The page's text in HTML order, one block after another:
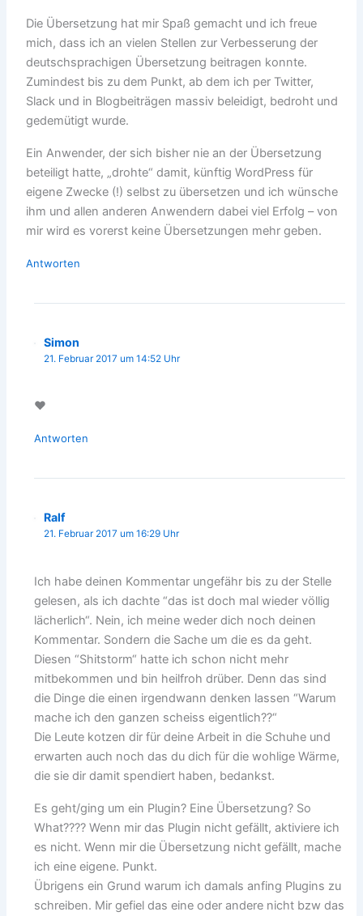
Die Übersetzung hat mir Spaß gemacht und ich freue
mich, dass ich an vielen Stellen zur Verbesserung der
deutschsprachigen Übersetzung beitragen konnte.
Zumindest bis zu dem Punkt, ab dem ich per Twitter,
Slack und in Blogbeiträgen massiv beleidigt, bedroht und
gedemütigt wurde.
Ein Anwender, der sich bisher nie an der Übersetzung
beteiligt hatte, „drohte“ damit, künftig WordPress für
eigene Zwecke (!) selbst zu übersetzen und ich wünsche
ihm und allen anderen Anwendern dabei viel Erfolg – von
mir wird es vorerst keine Übersetzungen mehr geben.
Antworten
Simon
21. Februar 2017 um 14:52 Uhr
❤️
Antworten
Ralf
21. Februar 2017 um 16:29 Uhr
Ich habe deinen Kommentar ungefähr bis zu der Stelle
gelesen, als ich dachte “das ist doch mal wieder völlig
lächerlich“. Nein, ich meine weder dich noch deinen
Kommentar. Sondern die Sache um die es da geht.
Diesen “Shitstorm“ hatte ich schon nicht mehr
mitbekommen und bin heilfroh drüber. Denn das sind
die Dinge die einen irgendwann denken lassen “Warum
mache ich den ganzen scheiss eigentlich??“
Die Leute kotzen dir für deine Arbeit in die Schuhe und
erwarten auch noch das du dich für die wohlige Wärme,
die sie dir damit spendiert haben, bedankst.
Es geht/ging um ein Plugin? Eine Übersetzung? So
What???? Wenn mir das Plugin nicht gefällt, aktiviere ich
es nicht. Wenn mir die Übersetzung nicht gefällt, mache
ich eine eigene. Punkt.
Übrigens ein Grund warum ich damals anfing Plugins zu
schreiben. Mir gefiel das eine oder andere nicht bzw das